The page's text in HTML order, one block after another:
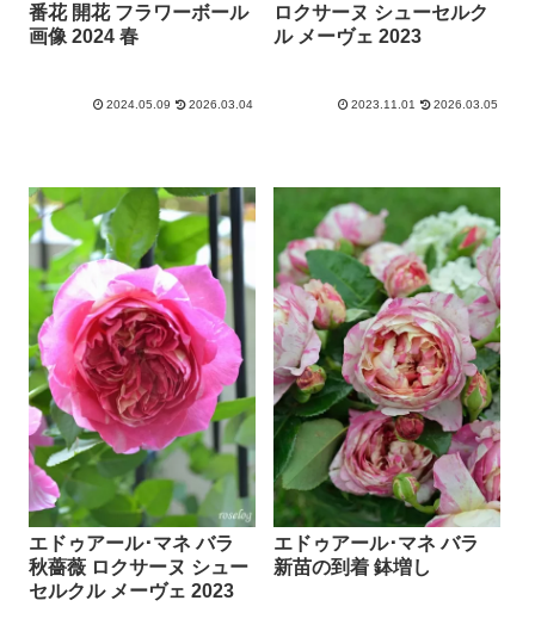
番花 開花 フラワーボール
画像 2024 春
2024.05.09 2026.03.04
ロクサーヌ シューセルク
ル メーヴェ 2023
2023.11.01 2026.03.05
エドゥアール･マネ バラ
秋薔薇 ロクサーヌ シュー
セルクル メーヴェ 2023
エドゥアール･マネ バラ
新苗の到着 鉢増し